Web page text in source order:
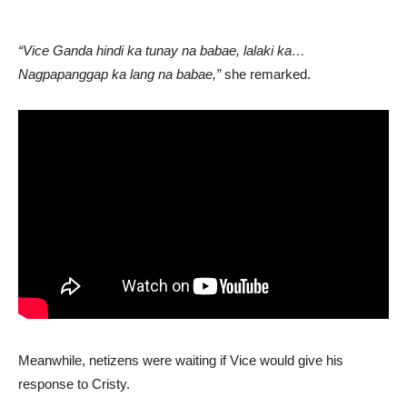
“Vice Ganda hindi ka tunay na babae, lalaki ka…
Nagpapanggap ka lang na babae,”she remarked.
Meanwhile, netizens were waiting if Vice would give his
response to Cristy.